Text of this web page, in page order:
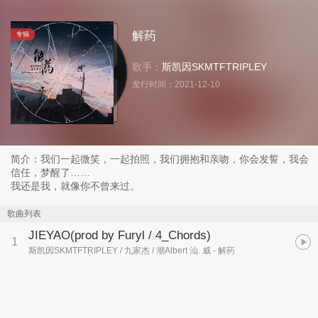
专辑 解药
歌手： 斯凯因SKMTFTRIPLEY
发行时间： 2021-12-10
简介：我们一起微笑，一起拍照，我们拥抱和亲吻，你会发誓，我会
信任，梦醒了……
我还是我，就像你不曾来过。
歌曲列表
1 JIEYAO(prod by Furyl / 4_Chords)
斯凯因SKMTFTRIPLEY / 九家杰 / 潮Albert 汕. 威 - 解药